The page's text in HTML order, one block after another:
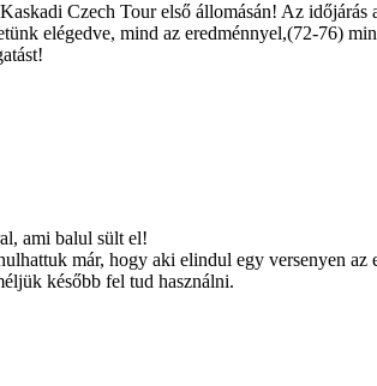
Czech Tour első állomásán! Az
elégedve, mind az eredménnyel,(72-76)
ami balul sült el!
már, hogy aki elindul egy versenyen az
később fel tud használni.